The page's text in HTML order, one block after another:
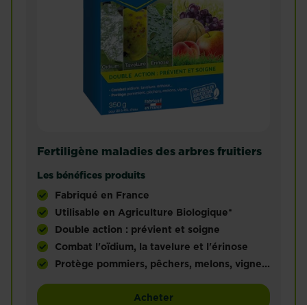
Fertiligène maladies des arbres fruitiers
Les bénéfices produits
Fabriqué en France
Utilisable en Agriculture Biologique*
Double action : prévient et soigne
Combat l'oïdium, la tavelure et l'érinose
Protège pommiers, pêchers, melons, vigne...
Prévient et soigne les maladies fréquentes des
Acheter Fertiligène maladies des